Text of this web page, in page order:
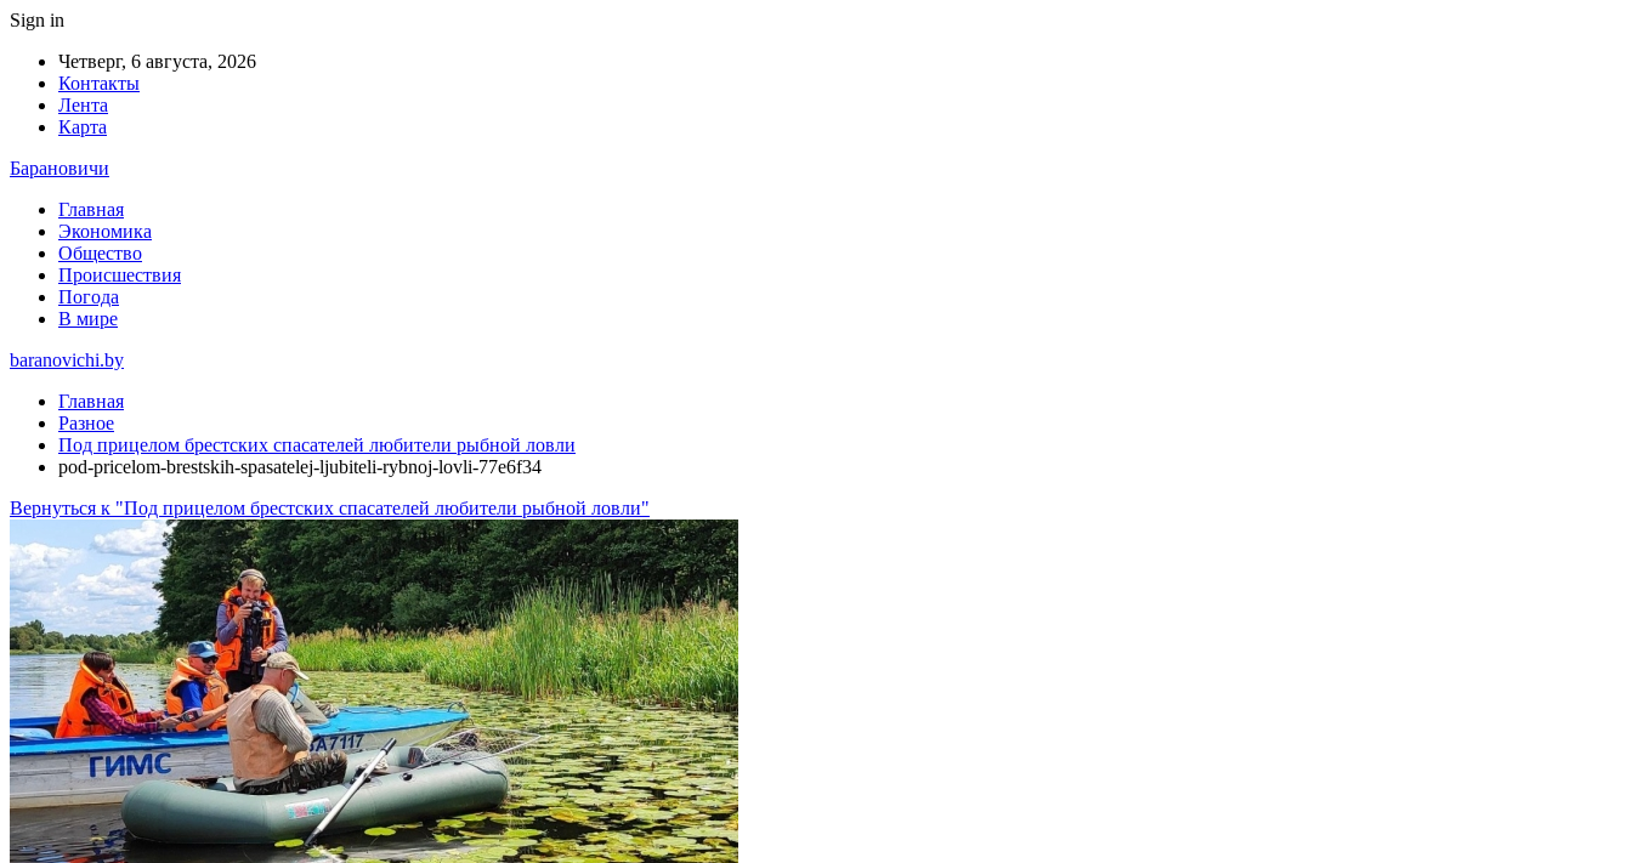
Sign in
Четверг, 6 августа, 2026
Контакты
Лента
Карта
Барановичи
Главная
Экономика
Общество
Происшествия
Погода
В мире
baranovichi.by
Главная
Разное
Под прицелом брестских спасателей любители рыбной ловли
pod-pricelom-brestskih-spasatelej-ljubiteli-rybnoj-lovli-77e6f34
Вернуться к "Под прицелом брестских спасателей любители рыбной ловли"